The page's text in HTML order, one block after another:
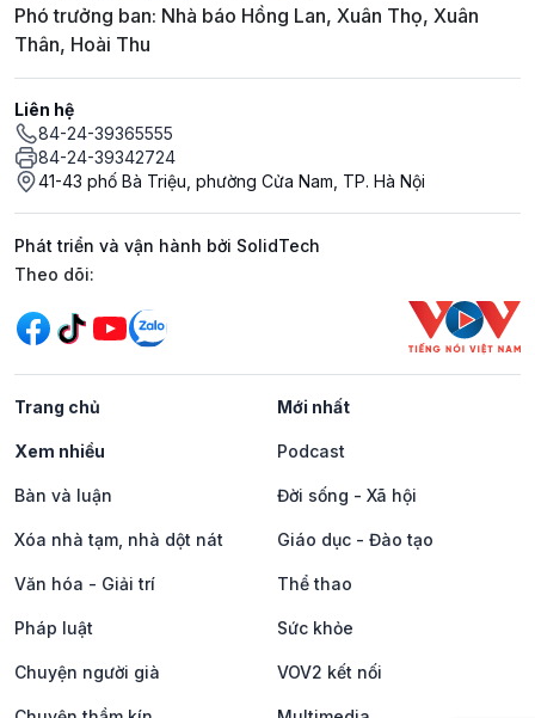
Phó trưởng ban: Nhà báo Hồng Lan, Xuân Thọ, Xuân
Thân, Hoài Thu
Liên hệ
84-24-39365555
84-24-39342724
41-43 phố Bà Triệu, phường Cửa Nam, TP. Hà Nội
Phát triển và vận hành bởi SolidTech
Mạng xã hội
Theo dõi:
Trang chủ Mới nhất
Xem nhiều Podcast
Bàn và luận Đời sống - Xã hội
Xóa nhà tạm, nhà dột nát Giáo dục - Đào tạo
Văn hóa - Giải trí Thể thao
Pháp luật Sức khỏe
Chuyện người già VOV2 kết nối